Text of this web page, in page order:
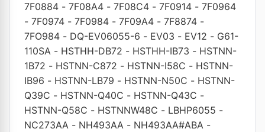
7F0884 - 7F08A4 - 7F08C4 - 7F0914 - 7F0964
- 7F0974 - 7F0984 - 7F09A4 - 7F8874 -
7FO984 - DQ-EV06055-6 - EV03 - EV12 - G61-
110SA - HSTHH-DB72 - HSTHH-IB73 - HSTNN-
1B72 - HSTNN-C872 - HSTNN-I58C - HSTNN-
IB96 - HSTNN-LB79 - HSTNN-N50C - HSTNN-
Q39C - HSTNN-Q40C - HSTNN-Q43C -
HSTNN-Q58C - HSTNNW48C - LBHP6055 -
NC273AA - NH493AA - NH493AA#ABA -